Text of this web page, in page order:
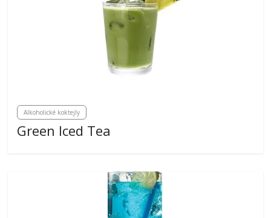
Alkoholické koktejly
Green Iced Tea